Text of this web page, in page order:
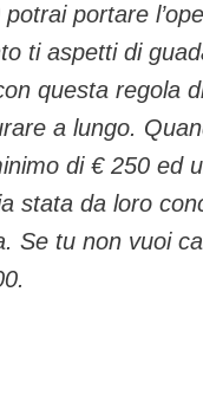
portare
ti aspetti di
questa regola
a lungo.
di € 250 ed
stata da loro
Se tu non vuoi